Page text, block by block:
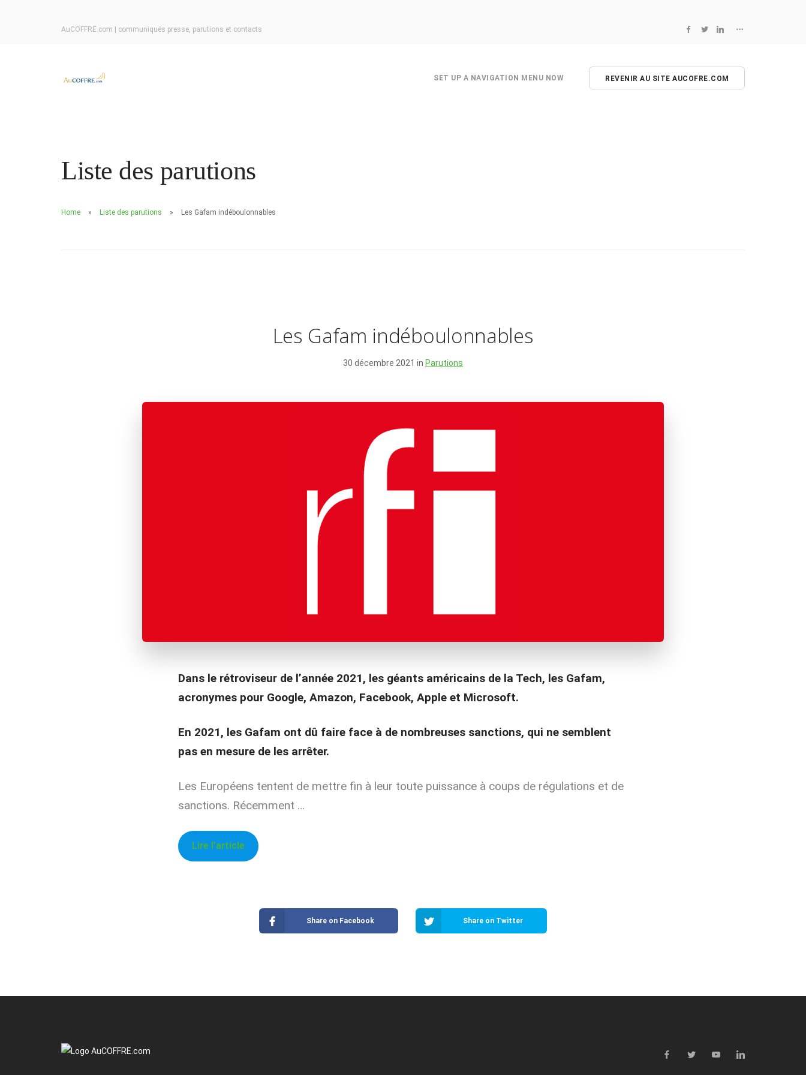
AuCOFFRE.com | communiqués presse, parutions et contacts
SET UP A NAVIGATION MENU NOW REVENIR AU SITE AUCOFRE.COM
Liste des parutions
Home Liste des parutions Les Gafam indéboulonnables
Les Gafam indéboulonnables
30 décembre 2021 in Parutions
Dans le rétroviseur de l’année 2021, les géants américains de la Tech, les Gafam,
acronymes pour Google, Amazon, Facebook, Apple et Microsoft.
En 2021, les Gafam ont dû faire face à de nombreuses sanctions, qui ne semblent
pas en mesure de les arrêter.
Les Européens tentent de mettre fin à leur toute puissance à coups de régulations et de
sanctions. Récemment …
Lire l’article
Share on Facebook Share on Twitter